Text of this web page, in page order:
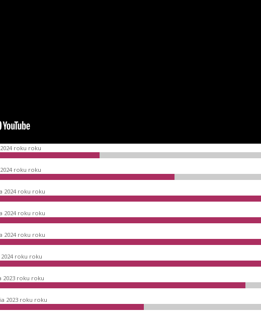
roku roku
roku roku
2024 roku roku
2024 roku roku
2024 roku roku
roku roku
2023 roku roku
2023 roku roku